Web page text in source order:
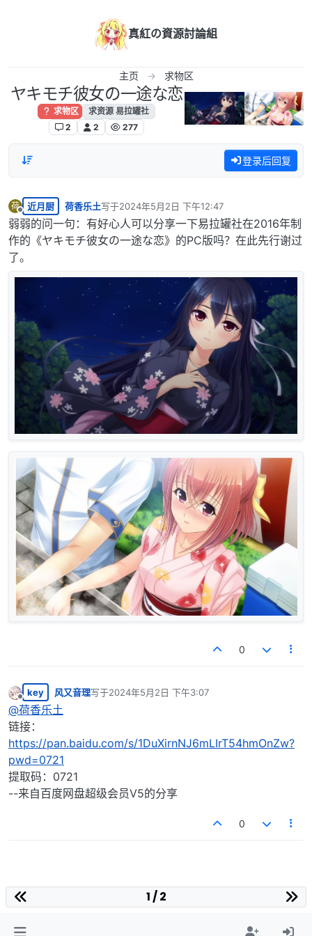
真紅の資源討論組
主页 求物区
ヤキモチ彼女の一途な恋
求物区
求资源 易拉罐社
2
2 277
登录后回复
荷
离线
近月厨 荷香乐土写于2024年5月2日 下午12:47
最后由 编辑
弱弱的问一句：有好心人可以分享一下易拉罐社在2016年制
作的《ヤキモチ彼女の一途な恋》的PC版吗？在此先行谢过
了。
0
离线
key 风又音理写于2024年5月2日 下午3:07
最后由 编辑
@荷香乐土
链接：
https://pan.baidu.com/s/1DuXirnNJ6mLIrT54hmOnZw?
pwd=0721
提取码：0721
--来自百度网盘超级会员V5的分享
0
1 / 2